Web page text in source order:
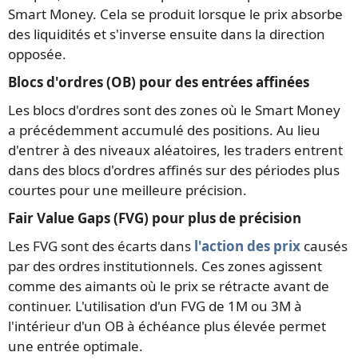
Smart Money. Cela se produit lorsque le prix absorbe
des liquidités et s'inverse ensuite dans la direction
opposée.
Blocs d'ordres (OB) pour des entrées affinées
Les blocs d'ordres sont des zones où le Smart Money
a précédemment accumulé des positions. Au lieu
d'entrer à des niveaux aléatoires, les traders entrent
dans des blocs d'ordres affinés sur des périodes plus
courtes pour une meilleure précision.
Fair Value Gaps (FVG) pour plus de précision
Les FVG sont des écarts dans l'action des prix causés
par des ordres institutionnels. Ces zones agissent
comme des aimants où le prix se rétracte avant de
continuer. L'utilisation d'un FVG de 1M ou 3M à
l'intérieur d'un OB à échéance plus élevée permet
une entrée optimale.